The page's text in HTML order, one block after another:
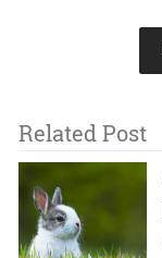
Related Post